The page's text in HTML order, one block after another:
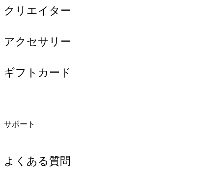
クリエイター
アクセサリー
ギフトカード
サポート
よくある質問